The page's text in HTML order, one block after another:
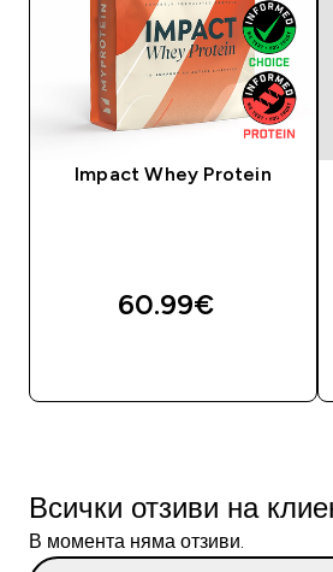
Impact Whey Protein
60.99€‎
Всички отзиви на
В момента няма отзиви.